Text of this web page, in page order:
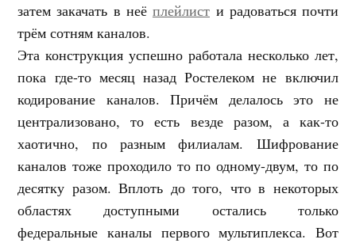
затем закачать в неё плейлисти радоваться почти
трём сотням каналов.
Эта конструкция успешно работала несколько лет,
пока где-то месяц назад Ростелеком не включил
кодирование каналов. Причём делалось это не
централизовано, то есть везде разом, а как-то
хаотично, по разным филиалам. Шифрование
каналов тоже проходило то по одному-двум, то по
десятку разом. Вплоть до того, что в некоторых
областях доступными остались только
федеральные каналы первого мультиплекса. Вот